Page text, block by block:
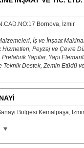
Bornova, İzmir
İş ve İnşaat
Hizmetleri, Peyzaj ve Çevre
Yapılar, Yapı
Teknik Destek, Zemin Etüdü
Bölgesi Kemalpaşa, İzmir